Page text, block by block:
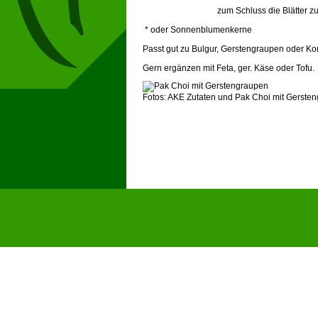
zum Schluss die Blätter zufügen
* oder Sonnenblumenkerne
Passt gut zu Bulgur, Gerstengraupen oder
Gern ergänzen mit Feta, ger. Käse oder Tofu.
Fotos: AKE Zutaten und Pak Choi mit